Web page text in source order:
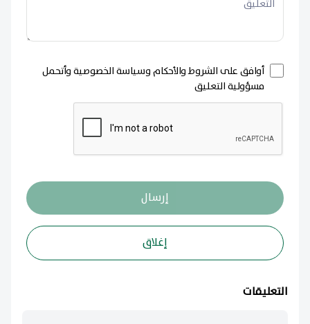
أوافق على الشروط والأحكام وسياسة الخصوصية وأتحمل
مسؤولية التعليق
إرسال
إغلاق
التعليقات